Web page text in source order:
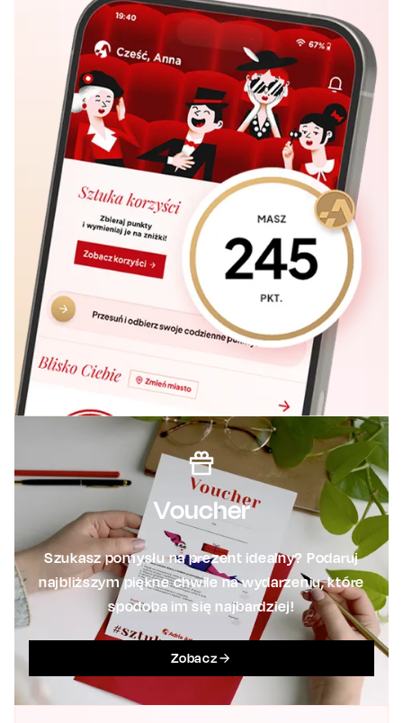
Voucher
Szukasz pomysłu na prezent idealny? Podaruj
najbliższym piękne chwile na wydarzeniu, które
spodoba im się najbardziej!
Zobacz